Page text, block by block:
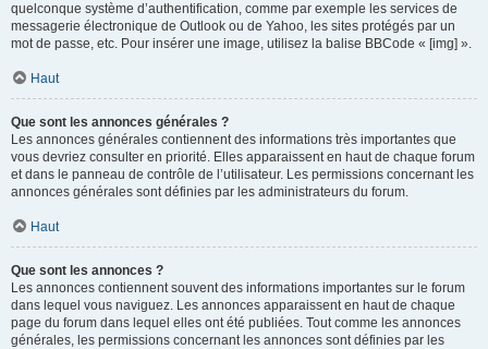
quelconque système d’authentification, comme par exemple les services de
messagerie électronique de Outlook ou de Yahoo, les sites protégés par un
mot de passe, etc. Pour insérer une image, utilisez la balise BBCode « [img] ».
Haut
Que sont les annonces générales ?
Les annonces générales contiennent des informations très importantes que
vous devriez consulter en priorité. Elles apparaissent en haut de chaque forum
et dans le panneau de contrôle de l’utilisateur. Les permissions concernant les
annonces générales sont définies par les administrateurs du forum.
Haut
Que sont les annonces ?
Les annonces contiennent souvent des informations importantes sur le forum
dans lequel vous naviguez. Les annonces apparaissent en haut de chaque
page du forum dans lequel elles ont été publiées. Tout comme les annonces
générales, les permissions concernant les annonces sont définies par les